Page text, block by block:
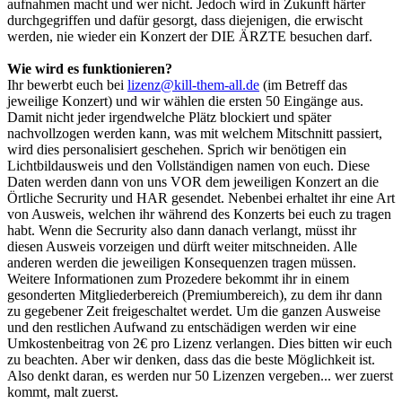
aufnahmen macht und wer nicht. Jedoch wird in Zukunft härter
durchgegriffen und dafür gesorgt, dass diejenigen, die erwischt
werden, nie wieder ein Konzert der DIE ÄRZTE besuchen darf.
Wie wird es funktionieren?
Ihr bewerbt euch bei lizenz@kill-them-all.de (im Betreff das
jeweilige Konzert) und wir wählen die ersten 50 Eingänge aus.
Damit nicht jeder irgendwelche Plätz blockiert und später
nachvollzogen werden kann, was mit welchem Mitschnitt passiert,
wird dies personalisiert geschehen. Sprich wir benötigen ein
Lichtbildausweis und den Vollständigen namen von euch. Diese
Daten werden dann von uns VOR dem jeweiligen Konzert an die
Örtliche Secrurity und HAR gesendet. Nebenbei erhaltet ihr eine Art
von Ausweis, welchen ihr während des Konzerts bei euch zu tragen
habt. Wenn die Secrurity also dann danach verlangt, müsst ihr
diesen Ausweis vorzeigen und dürft weiter mitschneiden. Alle
anderen werden die jeweiligen Konsequenzen tragen müssen.
Weitere Informationen zum Prozedere bekommt ihr in einem
gesonderten Mitgliederbereich (Premiumbereich), zu dem ihr dann
zu gegebener Zeit freigeschaltet werdet. Um die ganzen Ausweise
und den restlichen Aufwand zu entschädigen werden wir eine
Umkostenbeitrag von 2€ pro Lizenz verlangen. Dies bitten wir euch
zu beachten. Aber wir denken, dass das die beste Möglichkeit ist.
Also denkt daran, es werden nur 50 Lizenzen vergeben... wer zuerst
kommt, malt zuerst.